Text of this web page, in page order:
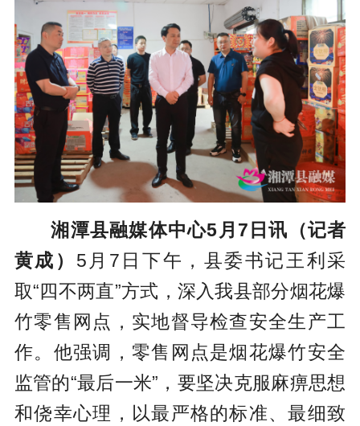
湘潭县融媒体中心5月7日讯（记者
黄成） 5月7日下午，县委书记王利采
取“四不两直”方式，深入我县部分烟花爆
竹零售网点，实地督导检查安全生产工
作。他强调，零售网点是烟花爆竹安全
监管的“最后一米”，要坚决克服麻痹思想
和侥幸心理，以最严格的标准、最细致